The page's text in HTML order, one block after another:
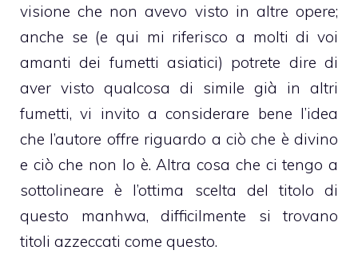
visione che non avevo visto in altre opere;
anche se (e qui mi riferisco a molti di voi
amanti dei fumetti asiatici) potrete dire di
aver visto qualcosa di simile già in altri
fumetti, vi invito a considerare bene l’idea
che l’autore offre riguardo a ciò che è divino
e ciò che non lo è. Altra cosa che ci tengo a
sottolineare è l’ottima scelta del titolo di
questo manhwa, difficilmente si trovano
titoli azzeccati come questo.